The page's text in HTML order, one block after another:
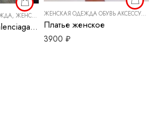
, ЖЕНСКАЯ ОДЕЖДА , ЖЕНСКАЯ ОДЕЖДА ОБУВЬ
Куртка — парка Balenciaga с мехом
ЖЕНСКАЯ ОДЕЖДА ОБУВЬ АКСЕССУАРЫ
Платье женское
3900 ₽